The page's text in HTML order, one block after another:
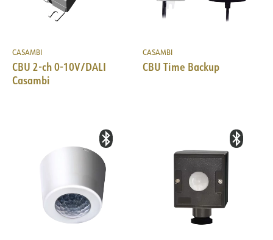
CASAMBI
CBU 2-ch 0-10V/DALI
Casambi
CASAMBI
CBU Time Backup